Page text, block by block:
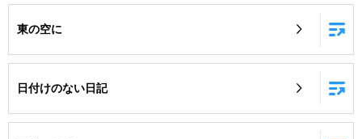
東の空に
日付けのない日記